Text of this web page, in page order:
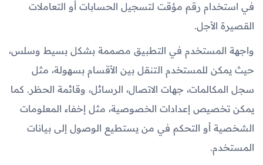
في استخدام رقم مؤقت لتسجيل الحسابات أو التعاملات
القصيرة الأجل.
واجهة المستخدم في التطبيق مصممة بشكل بسيط وسلس،
حيث يمكن للمستخدم التنقل بين الأقسام بسهولة، مثل
سجل المكالمات، جهات الاتصال، الرسائل، وقائمة الحظر. كما
يمكن تخصيص إعدادات الخصوصية، مثل إخفاء المعلومات
الشخصية أو التحكم في من يستطيع الوصول إلى بيانات
المستخدم.